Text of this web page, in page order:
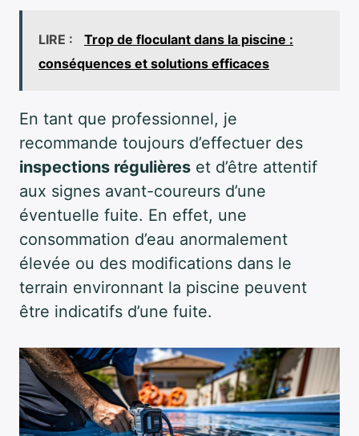
LIRE :
Trop de floculant dans la piscine :
conséquences et solutions efficaces
En tant que professionnel, je
recommande toujours d’effectuer des
inspections régulières et d’être attentif
aux signes avant-coureurs d’une
éventuelle fuite. En effet, une
consommation d’eau anormalement
élevée ou des modifications dans le
terrain environnant la piscine peuvent
être indicatifs d’une fuite.